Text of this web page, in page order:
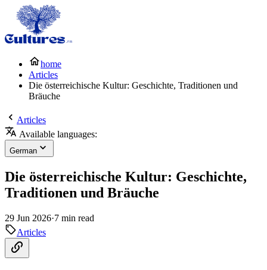
home
Articles
Die österreichische Kultur: Geschichte, Traditionen und
Bräuche
Articles
Available languages:
German
Die österreichische Kultur: Geschichte,
Traditionen und Bräuche
29 Jun 2026·7 min read
Articles